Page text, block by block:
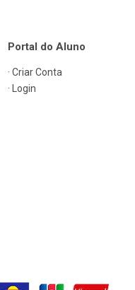
Portal do Aluno
· Criar Conta
· Login